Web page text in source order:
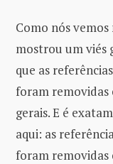
Como nós
mostrou um viés
que as
foram removidas
gerais. E é
aqui: as
foram removidas